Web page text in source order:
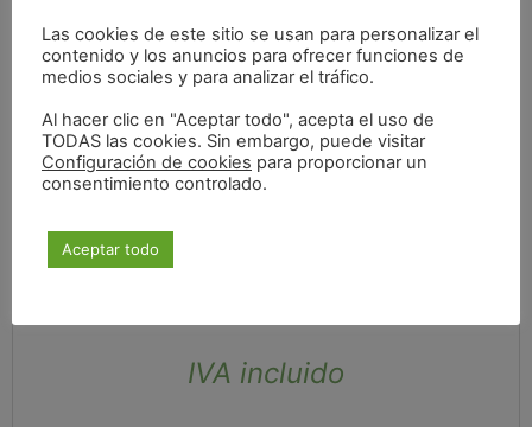
IVA incluido
Las cookies de este sitio se usan para personalizar el
contenido y los anuncios para ofrecer funciones de
medios sociales y para analizar el tráfico.
Al hacer clic en "Aceptar todo", acepta el uso de
TODAS las cookies. Sin embargo, puede visitar
Configuración de cookies para proporcionar un
consentimiento controlado.
Aceptar todo